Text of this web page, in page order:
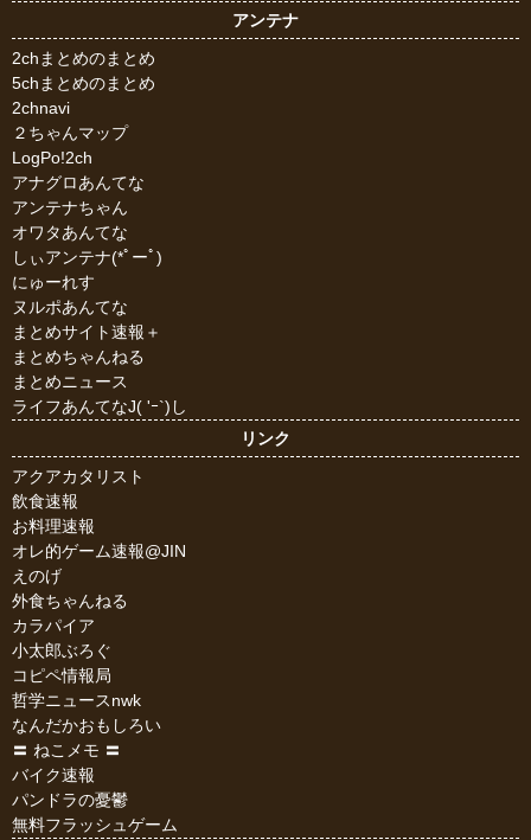
アンテナ
2chまとめのまとめ
5chまとめのまとめ
2chnavi
２ちゃんマップ
LogPo!2ch
アナグロあんてな
アンテナちゃん
オワタあんてな
しぃアンテナ(*ﾟーﾟ)
にゅーれす
ヌルポあんてな
まとめサイト速報＋
まとめちゃんねる
まとめニュース
ライフあんてなJ( 'ｰ`)し
リンク
アクアカタリスト
飲食速報
お料理速報
オレ的ゲーム速報@JIN
えのげ
外食ちゃんねる
カラパイア
小太郎ぶろぐ
コピペ情報局
哲学ニュースnwk
なんだかおもしろい
〓 ねこメモ 〓
バイク速報
パンドラの憂鬱
無料フラッシュゲーム